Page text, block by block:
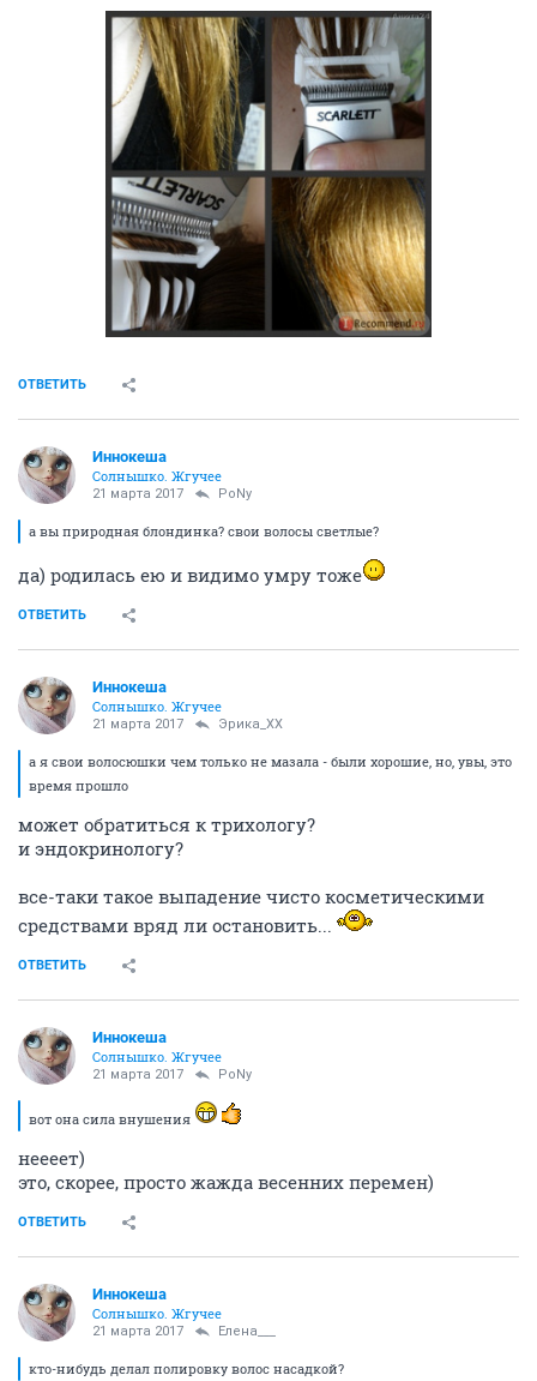
ОТВЕТИТЬ
Иннокеша
Солнышко. Жгучее
21 марта 2017 PoNy
а вы природная блондинка? свои волосы светлые?
да) родилась ею и видимо умру тоже
ОТВЕТИТЬ
Иннокеша
Солнышко. Жгучее
21 марта 2017 Эрика_ХХ
а я свои волосюшки чем только не мазала - были хорошие, но, увы, это
время прошло
может обратиться к трихологу?
и эндокринологу?
все-таки такое выпадение чисто косметическими
средствами вряд ли остановить...
ОТВЕТИТЬ
Иннокеша
Солнышко. Жгучее
21 марта 2017 PoNy
вот она сила внушения
неееет)
это, скорее, просто жажда весенних перемен)
ОТВЕТИТЬ
Иннокеша
Солнышко. Жгучее
21 марта 2017 Елена___
кто-нибудь делал полировку волос насадкой?